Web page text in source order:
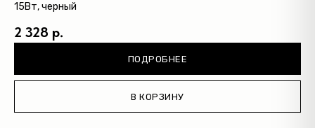
15Вт, черный
2 328 р.
ПОДРОБНЕЕ
В КОРЗИНУ